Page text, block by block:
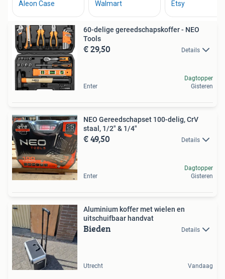
60-delige gereedschapskoffer - NEO
Tools
€ 29,50 Details
Enter
Dagtopper
Gisteren
NEO Gereedschapset 100-delig, CrV
staal, 1/2" & 1/4"
€ 49,50 Details
Enter
Dagtopper
Gisteren
Aluminium koffer met wielen en
uitschuifbaar handvat
Bieden Details
Utrecht Vandaag